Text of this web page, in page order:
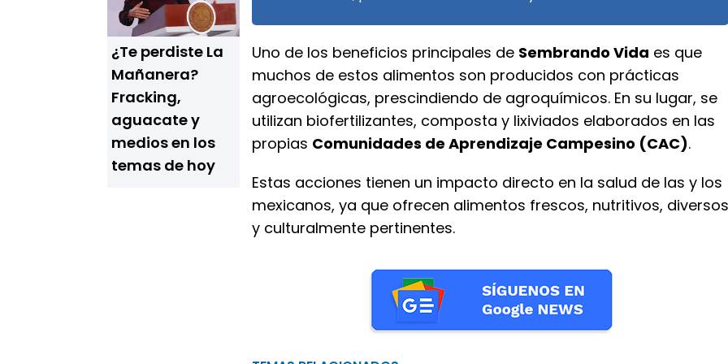
¿Te perdiste La
Mañanera?
Fracking,
aguacate y
medios en los
temas de hoy
Uno de los beneficios principales de Sembrando Vida es que
muchos de estos alimentos son producidos con prácticas
agroecológicas, prescindiendo de agroquímicos. En su lugar, se
utilizan biofertilizantes, composta y lixiviados elaborados en las
propias Comunidades de Aprendizaje Campesino (CAC).
Estas acciones tienen un impacto directo en la salud de las y los
mexicanos, ya que ofrecen alimentos frescos, nutritivos, diversos
y culturalmente pertinentes.